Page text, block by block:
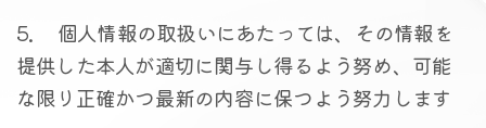
5. 個人情報の取扱いにあたっては、その情報を
提供した本人が適切に関与し得るよう努め、可能
な限り正確かつ最新の内容に保つよう努力します